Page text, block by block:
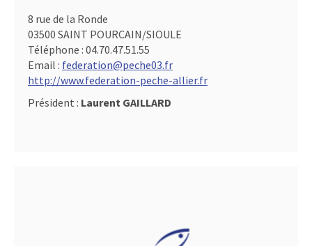
8 rue de la Ronde
03500 SAINT POURCAIN/SIOULE
Téléphone : 04.70.47.51.55
Email : federation@peche03.fr
http://www.federation-peche-allier.fr
Président : Laurent GAILLARD